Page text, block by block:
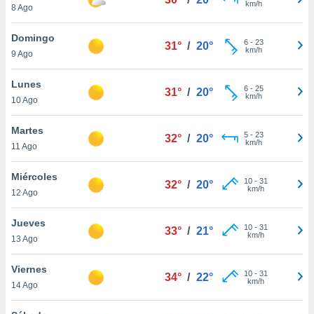
más
nuestra
y
disponible
cookies
aceptar
8 Ago
km/h
Domingo
9 Ago
31° / 20° 6- 23
km/h
Lunes
10 Ago
31° / 20° 6- 25
km/h
Martes
11 Ago
32° / 20° 5- 23
km/h
Miércoles
12 Ago
32° / 20° 10- 31
km/h
Jueves
13 Ago
33° / 21° 10- 31
km/h
Viernes
14 Ago
34° / 22° 10- 31
km/h